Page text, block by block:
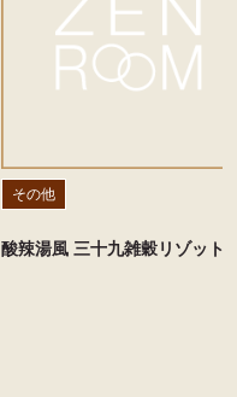
その他
酸辣湯風 三十九雑穀リゾット